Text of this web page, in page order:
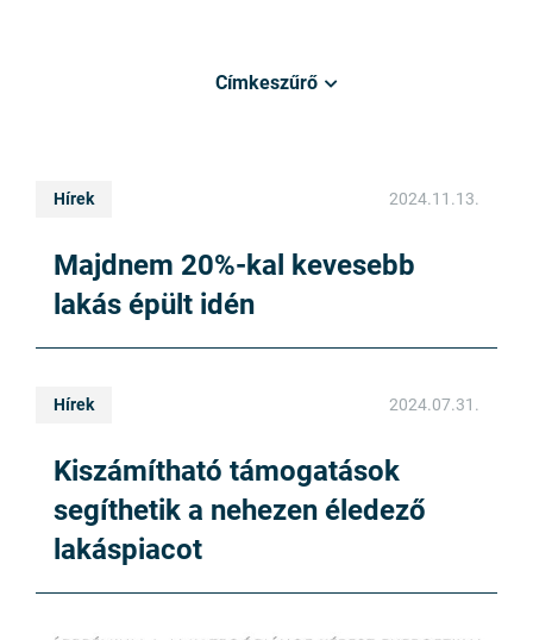
Címkeszűrő
Hírek 2024.11.13.
Majdnem 20%-kal kevesebb
lakás épült idén
Hírek 2024.07.31.
Kiszámítható támogatások
segíthetik a nehezen éledező
lakáspiacot